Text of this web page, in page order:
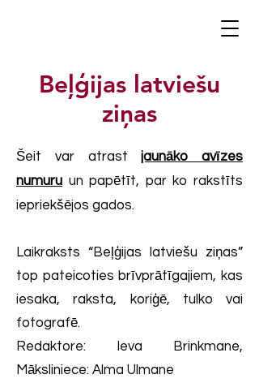
Beļģijas latviešu
ziņas
Šeit var atrastjaunāko avīzes
numuru un papētīt, par ko rakstīts
iepriekšējos gados.
Laikraksts “Beļģijas latviešu ziņas”
top pateicoties brīvprātīgajiem, kas
iesaka, raksta, koriģē, tulko vai
fotografē.
Redaktore: Ieva Brinkmane,
Māksliniece: Alma Ulmane